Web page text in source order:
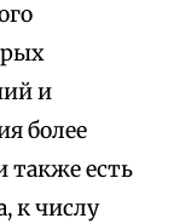
и
более
также есть
к числу